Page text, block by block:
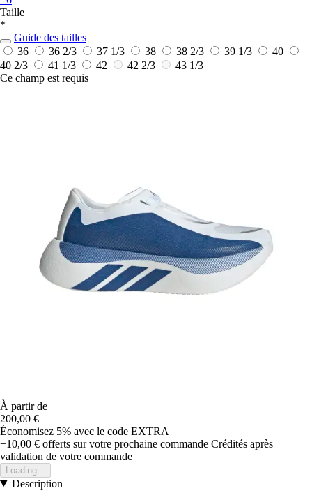
Taille
*
Guide des tailles
36
36 2/3 37 1/3 38 38 2/3 39 1/3
40
40 2/3
41 1/3 42 42 2/3
43 1/3
Ce champ est requis
À partir de
200,00 €
Économisez 5% avec le code EXTRA
+10,00 € offerts sur votre prochaine commande Crédités après
validation de votre commande
Loading...
Description